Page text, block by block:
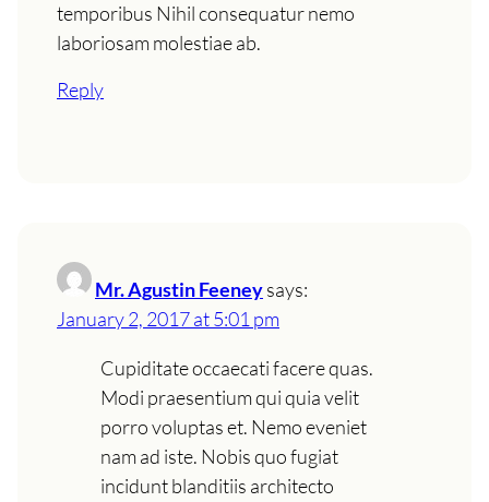
temporibus Nihil consequatur nemo
laboriosam molestiae ab.
Reply
Mr. Agustin Feeneysays:
January 2, 2017 at 5:01 pm
Cupiditate occaecati facere quas.
Modi praesentium qui quia velit
porro voluptas et. Nemo eveniet
nam ad iste. Nobis quo fugiat
incidunt blanditiis architecto